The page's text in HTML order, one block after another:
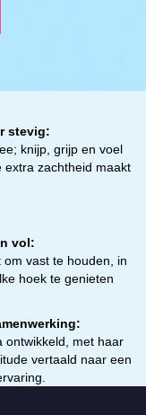
stevig:
knijp, grijp en voel
extra zachtheid maakt
vol:
vast te houden, in
hoek te genieten
ontwikkeld, met haar
vertaald naar een